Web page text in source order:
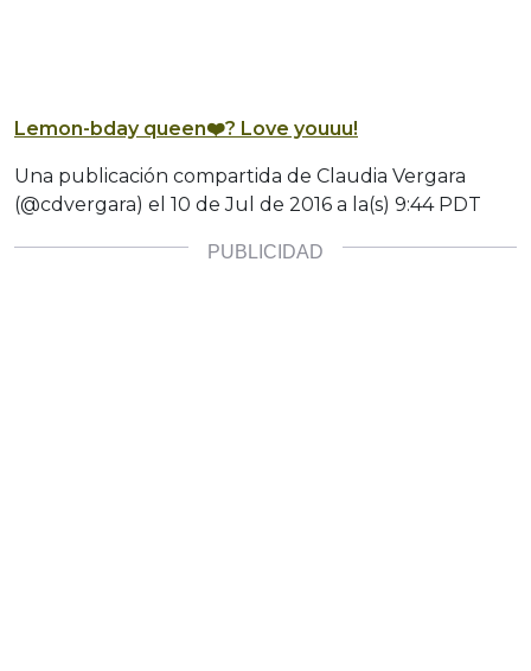
Lemon-bday queen❤️? Love youuu!
Una publicación compartida de Claudia Vergara
(@cdvergara) el 10 de Jul de 2016 a la(s) 9:44 PDT